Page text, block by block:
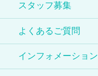
スタッフ募集
よくあるご質問
インフォメーション